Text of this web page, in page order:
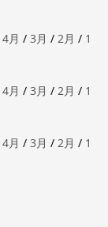
4月 / 3月 / 2月 / 1
4月 / 3月 / 2月 / 1
4月 / 3月 / 2月 / 1